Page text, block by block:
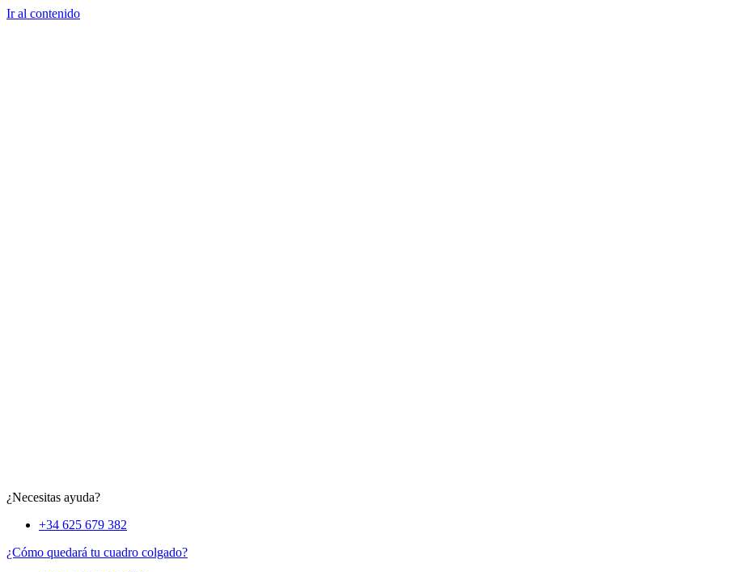
Ir al contenido
¿Necesitas ayuda?
+34 625 679 382
¿Cómo quedará tu cuadro colgado?